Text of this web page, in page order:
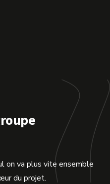
on va plus vite ensemble
du projet.